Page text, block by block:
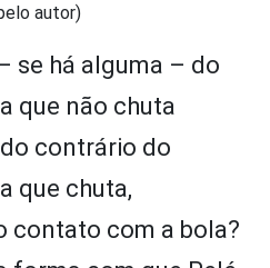
autor)
se há alguma – do
que não chuta
contrário do
que chuta,
contato com a bola?